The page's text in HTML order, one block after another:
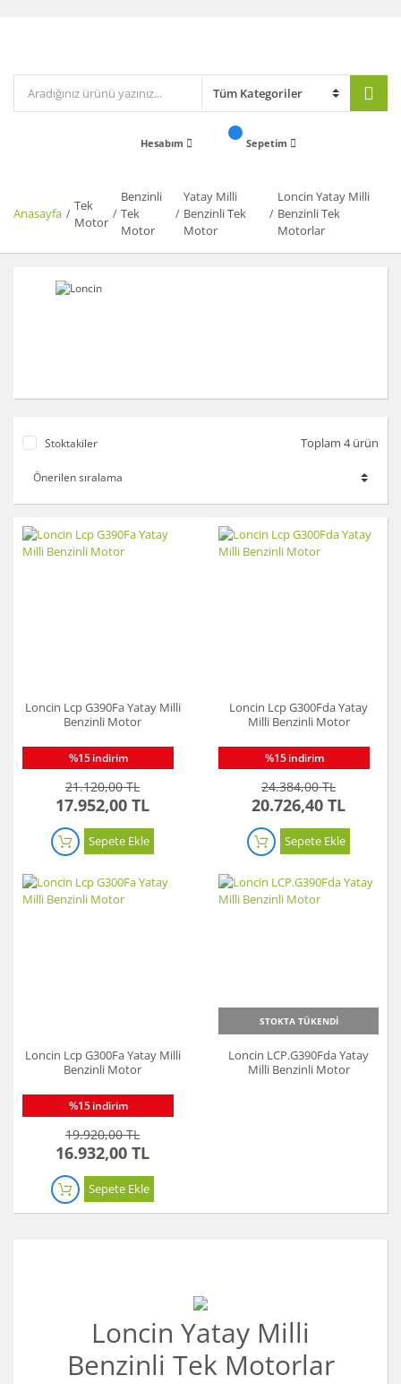
Hesabım Sepetim
Anasayfa
Tek
Motor
Benzinli
Tek
Motor
Yatay Milli
Benzinli Tek
Motor
Loncin Yatay Milli
Benzinli Tek
Motorlar
Stoktakiler Toplam 4 ürün
Loncin Lcp G390Fa Yatay Milli
Benzinli Motor
%15 indirim
21.120,00 TL
17.952,00 TL
Sepete Ekle
Loncin Lcp G300Fda Yatay
Milli Benzinli Motor
%15 indirim
24.384,00 TL
20.726,40 TL
Sepete Ekle
Loncin Lcp G300Fa Yatay Milli
Benzinli Motor
%15 indirim
19.920,00 TL
16.932,00 TL
Sepete Ekle
STOKTA TÜKENDİ
Loncin LCP.G390Fda Yatay
Milli Benzinli Motor
Loncin Yatay Milli
Benzinli Tek Motorlar